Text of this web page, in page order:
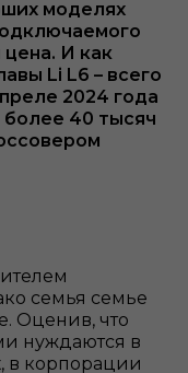
моделях
И как
Li L6 – всего
2024 года
более 40 тысяч
семья семье
Оценив, что
нуждаются в
в корпорации